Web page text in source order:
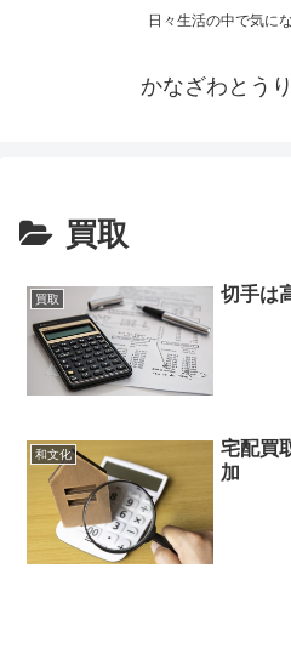
日々生活の中で気に
かなざわとう
買取
買取 切手は
和文化
宅配買
加